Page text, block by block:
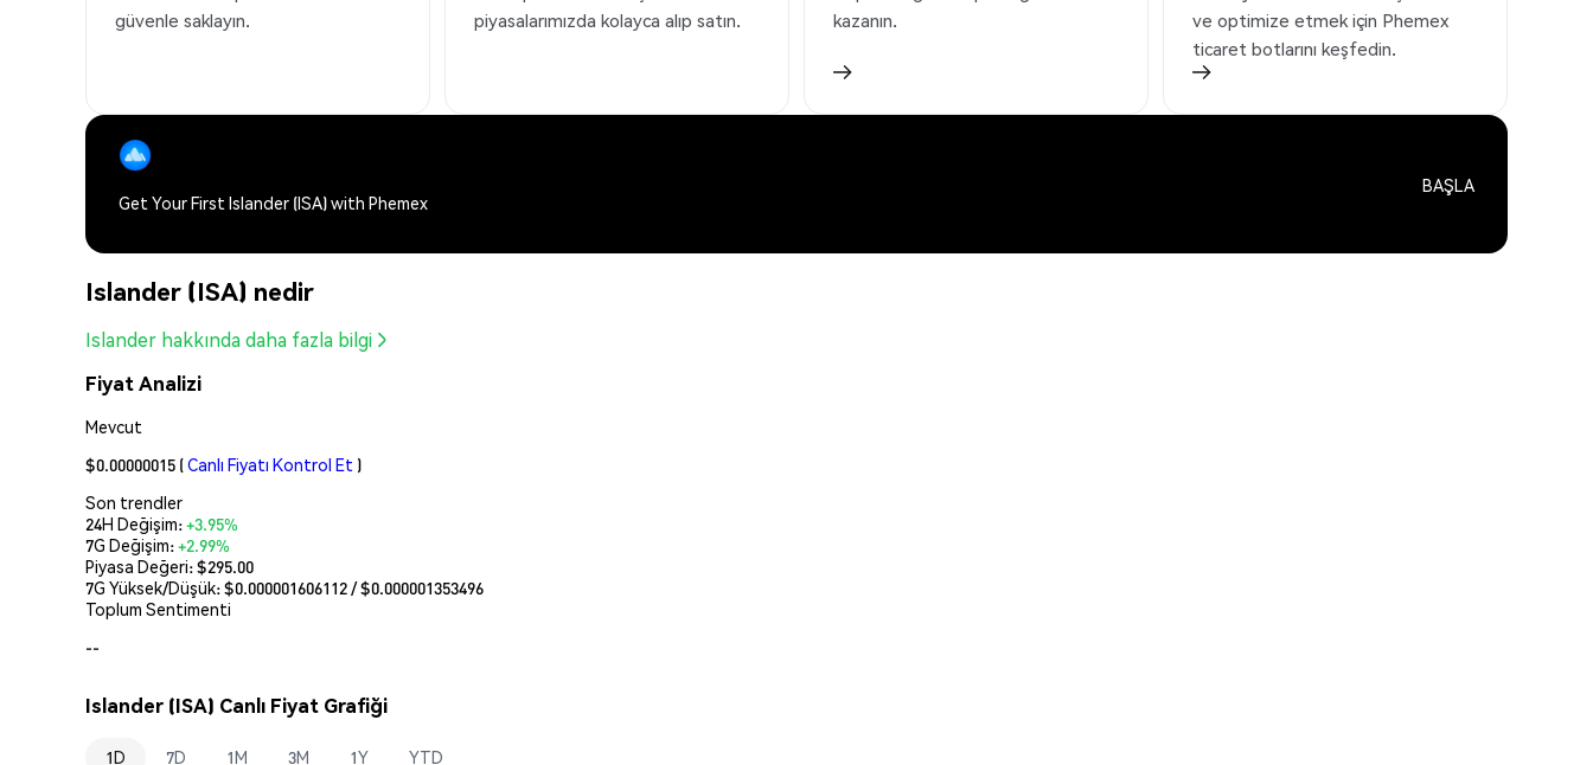
güvenle saklayın.
piyasalarımızda kolayca alıp satın.
kazanın.
ve optimize etmek için Phemex
ticaret botlarını keşfedin.
Get Your First Islander (ISA) with Phemex
BAŞLA
Islander (ISA) nedir
Islander hakkında daha fazla bilgi
Fiyat Analizi
Mevcut
$0.00000015 (Canlı Fiyatı Kontrol Et )
Son trendler
24H Değişim:+3.95%
7G Değişim:+2.99%
Piyasa Değeri:$295.00
7G Yüksek/Düşük: $0.000001606112/ $0.000001353496
Toplum Sentimenti
--
Islander (ISA) Canlı Fiyat Grafiği
1D 7D 1M 3M 1Y YTD